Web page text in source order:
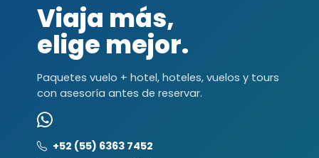
Viaja más,
elige mejor.
Paquetes vuelo + hotel, hoteles, vuelos y tours
con asesoría antes de reservar.
+52 (55) 6363 7452